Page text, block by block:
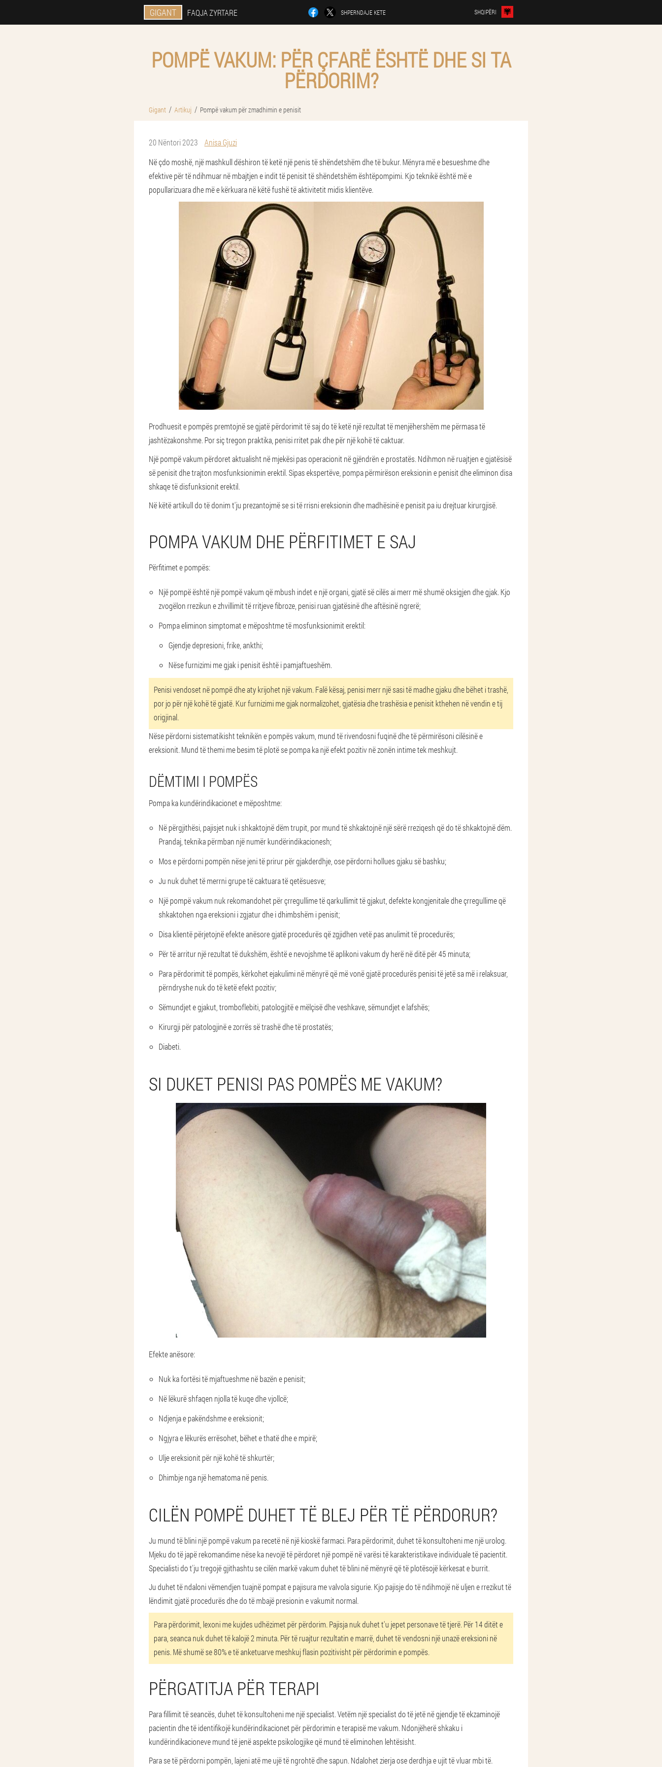
GIGANT FAQJA ZYRTARE SHPERNDAJE KETE SHQIPËRI
POMPË VAKUM: PËR ÇFARË ËSHTË DHE SI TA
PËRDORIM?
Gigant Artikuj Pompë vakum për zmadhimin e penisit
20 Nëntori 2023
Anisa Gjuzi
Në çdo moshë, një mashkull dëshiron të ketë një penis të shëndetshëm dhe të bukur. Mënyra më e besueshme dhe
efektive për të ndihmuar në mbajtjen e indit të penisit të shëndetshëm ështëpompimi. Kjo teknikë është më e
popullarizuara dhe më e kërkuara në këtë fushë të aktivitetit midis klientëve.
Prodhuesit e pompës premtojnë se gjatë përdorimit të saj do të ketë një rezultat të menjëhershëm me përmasa të
jashtëzakonshme. Por siç tregon praktika, penisi rritet pak dhe për një kohë të caktuar.
Një pompë vakum përdoret aktualisht në mjekësi pas operacionit në gjëndrën e prostatës. Ndihmon në ruajtjen e gjatësisë
së penisit dhe trajton mosfunksionimin erektil. Sipas ekspertëve, pompa përmirëson ereksionin e penisit dhe eliminon disa
shkaqe të disfunksionit erektil.
Në këtë artikull do të donim t'ju prezantojmë se si të rrisni ereksionin dhe madhësinë e penisit pa iu drejtuar kirurgjisë.
POMPA VAKUM DHE PËRFITIMET E SAJ
Përfitimet e pompës:
Një pompë është një pompë vakum që mbush indet e një organi, gjatë së cilës ai merr më shumë oksigjen dhe gjak. Kjo
zvogëlon rrezikun e zhvillimit të rritjeve fibroze, penisi ruan gjatësinë dhe aftësinë ngrerë;
Pompa eliminon simptomat e mëposhtme të mosfunksionimit erektil:
Gjendje depresioni, frike, ankthi;
Nëse furnizimi me gjak i penisit është i pamjaftueshëm.
Penisi vendoset në pompë dhe aty krijohet një vakum. Falë kësaj, penisi merr një sasi të madhe gjaku dhe bëhet i trashë,
por jo për një kohë të gjatë. Kur furnizimi me gjak normalizohet, gjatësia dhe trashësia e penisit kthehen në vendin e tij
origjinal.
Nëse përdorni sistematikisht teknikën e pompës vakum, mund të rivendosni fuqinë dhe të përmirësoni cilësinë e
ereksionit. Mund të themi me besim të plotë se pompa ka një efekt pozitiv në zonën intime tek meshkujt.
DËMTIMI I POMPËS
Pompa ka kundërindikacionet e mëposhtme:
Në përgjithësi, pajisjet nuk i shkaktojnë dëm trupit, por mund të shkaktojnë një sërë rreziqesh që do të shkaktojnë dëm.
Prandaj, teknika përmban një numër kundërindikacionesh;
Mos e përdorni pompën nëse jeni të prirur për gjakderdhje, ose përdorni hollues gjaku së bashku;
Ju nuk duhet të merrni grupe të caktuara të qetësuesve;
Një pompë vakum nuk rekomandohet për çrregullime të qarkullimit të gjakut, defekte kongjenitale dhe çrregullime që
shkaktohen nga ereksioni i zgjatur dhe i dhimbshëm i penisit;
Disa klientë përjetojnë efekte anësore gjatë procedurës që zgjidhen vetë pas anulimit të procedurës;
Për të arritur një rezultat të dukshëm, është e nevojshme të aplikoni vakum dy herë në ditë për 45 minuta;
Para përdorimit të pompës, kërkohet ejakulimi në mënyrë që më vonë gjatë procedurës penisi të jetë sa më i relaksuar,
përndryshe nuk do të ketë efekt pozitiv;
Sëmundjet e gjakut, tromboflebiti, patologjitë e mëlçisë dhe veshkave, sëmundjet e lafshës;
Kirurgji për patologjinë e zorrës së trashë dhe të prostatës;
Diabeti.
SI DUKET PENISI PAS POMPËS ME VAKUM?
Efekte anësore:
Nuk ka fortësi të mjaftueshme në bazën e penisit;
Në lëkurë shfaqen njolla të kuqe dhe vjollcë;
Ndjenja e pakëndshme e ereksionit;
Ngjyra e lëkurës errësohet, bëhet e thatë dhe e mpirë;
Ulje ereksionit për një kohë të shkurtër;
Dhimbje nga një hematoma në penis.
CILËN POMPË DUHET TË BLEJ PËR TË PËRDORUR?
Ju mund të blini një pompë vakum pa recetë në një kioskë farmaci. Para përdorimit, duhet të konsultoheni me një urolog.
Mjeku do të japë rekomandime nëse ka nevojë të përdoret një pompë në varësi të karakteristikave individuale të pacientit.
Specialisti do t'ju tregojë gjithashtu se cilën markë vakum duhet të blini në mënyrë që të plotësojë kërkesat e burrit.
Ju duhet të ndaloni vëmendjen tuajnë pompat e pajisura me valvola sigurie. Kjo pajisje do të ndihmojë në uljen e rrezikut të
lëndimit gjatë procedurës dhe do të mbajë presionin e vakumit normal.
Para përdorimit, lexoni me kujdes udhëzimet për përdorim. Pajisja nuk duhet t'u jepet personave të tjerë. Për 14 ditët e
para, seanca nuk duhet të kalojë 2 minuta. Për të ruajtur rezultatin e marrë, duhet të vendosni një unazë ereksioni në
penis. Më shumë se 80% e të anketuarve meshkuj flasin pozitivisht për përdorimin e pompës.
PËRGATITJA PËR TERAPI
Para fillimit të seancës, duhet të konsultoheni me një specialist. Vetëm një specialist do të jetë në gjendje të ekzaminojë
pacientin dhe të identifikojë kundërindikacionet për përdorimin e terapisë me vakum. Ndonjëherë shkaku i
kundërindikacioneve mund të jenë aspekte psikologjike që mund të eliminohen lehtësisht.
Para se të përdorni pompën, lajeni atë me ujë të ngrohtë dhe sapun. Ndalohet zierja ose derdhja e ujit të vluar mbi të.